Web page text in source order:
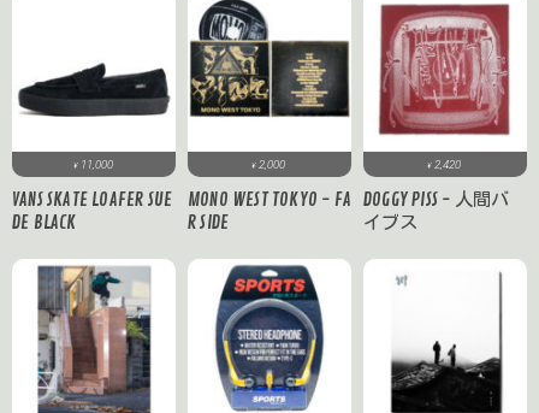
¥ 11,000
VANS SKATE LOAFER SUE
DE BLACK
¥ 2,000
MONO WEST TOKYO - FA
R SIDE
¥ 2,420
DOGGY PISS - 人間バ
イブス